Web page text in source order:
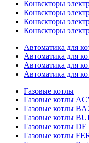
Конвекторы
Конвекторы
Конвекторы
Конвекторы
Автоматика для
Автоматика для
Автоматика для
Автоматика для
Газовые котлы
Газовые котлы
Газовые котлы
Газовые котлы
Газовые котлы
Газовые котлы